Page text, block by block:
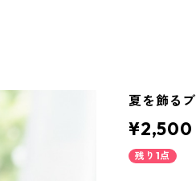
夏を飾る
¥2,500
残り1点